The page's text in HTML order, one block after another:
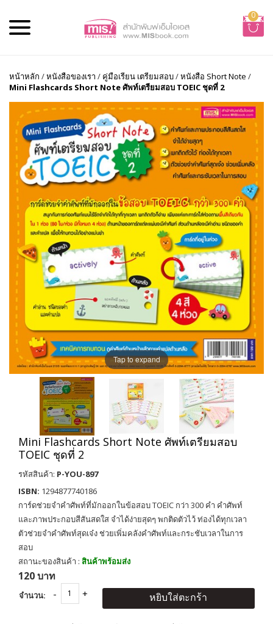
0
หน้าหลัก /หนังสือของเรา / คู่มือเรียน เตรียมสอบ/หนังสือ Short Note /
Mini Flashcards Short Note ศัพท์เตรียมสอบ TOEIC ชุดที่ 2
Tap to expand
Mini Flashcards Short Note ศัพท์เตรียมสอบ
TOEIC ชุดที่ 2
รหัสสินค้า: P-YOU-897
ISBN: 1294877740186
การ์ดช่วยจำคำศัพท์ที่มักออกในข้อสอบ TOEIC กว่า 300 คำ คำศัพท์
และภาพประกอบสีสันสดใส จำได้ง่ายสุดๆ พกติดตัวไว้ ท่องได้ทุกเวลา
ตัวช่วยจำคำศัพท์สุดเจ๋ง ช่วยเพิ่มคลังคำศัพท์และกระชับเวลาในการ
สอบ
สถานะของสินค้า : สินค้าพร้อมส่ง
120 บาท
จำนวน: หยิบใส่ตะกร้า